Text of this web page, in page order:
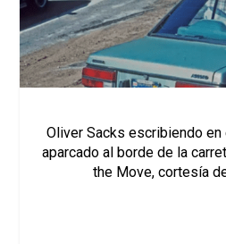
Oliver Sacks escribiendo
aparcado al borde de la
the Move, cortesía